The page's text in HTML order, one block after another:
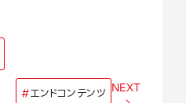
#エンドコンテンツ NEXT